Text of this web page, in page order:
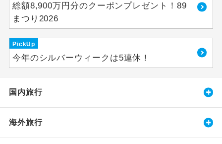
総額8,900万円分のクーポンプレゼント！89
まつり2026
PickUp
今年のシルバーウィークは5連休！
国内旅行
海外旅行